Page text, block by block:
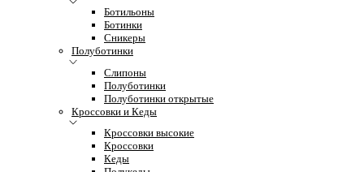
Ботильоны
Ботинки
Сникеры
Полуботинки
Слипоны
Полуботинки
Полуботинки открытые
Кроссовки и Кеды
Кроссовки высокие
Кроссовки
Кеды